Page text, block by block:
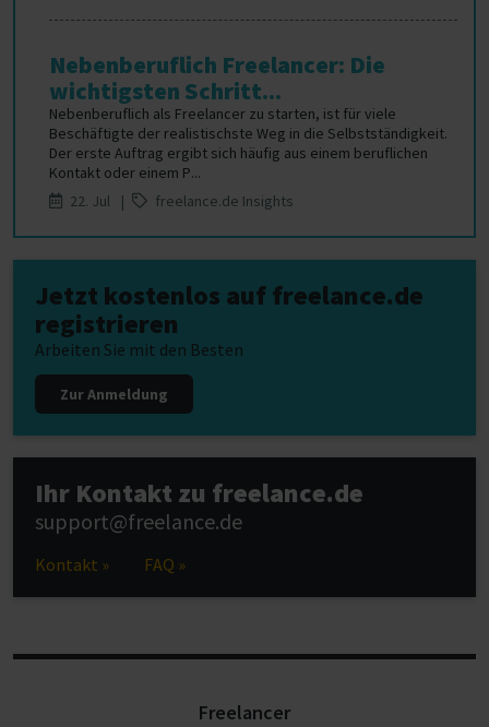
Nebenberuflich Freelancer: Die
wichtigsten Schritt...
Nebenberuflich als Freelancer zu starten, ist für viele
Beschäftigte der realistischste Weg in die Selbstständigkeit.
Der erste Auftrag ergibt sich häufig aus einem beruflichen
Kontakt oder einem P...
22. Jul |
freelance.de Insights
Jetzt kostenlos auf freelance.de
registrieren
Arbeiten Sie mit den Besten
Zur Anmeldung
Ihr Kontakt zu freelance.de
support@freelance.de
Kontakt » FAQ »
Freelancer